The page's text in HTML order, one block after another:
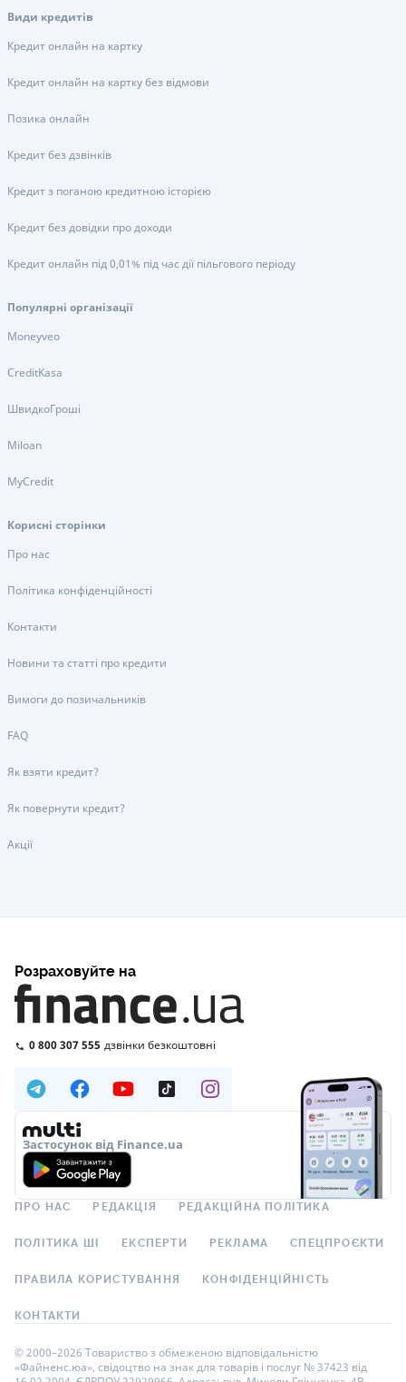
Види кредитів
Кредит онлайн на картку
Кредит онлайн на картку без відмови
Позика онлайн
Кредит без дзвінків
Кредит з поганою кредитною історією
Кредит без довідки про доходи
Кредит онлайн під 0,01% під час дії пільгового періоду
Популярні організації
Moneyveo
CreditKasa
ШвидкоГроші
Miloan
MyCredit
Корисні сторінки
Про нас
Політика конфіденційності
Контакти
Новини та статті про кредити
Вимоги до позичальників
FAQ
Як взяти кредит?
Як повернути кредит?
Акції
Розраховуйте на
0 800 307 555 дзвінки безкоштовні
Застосунок від Finance.ua
ПРО НАС РЕДАКЦІЯ РЕДАКЦІЙНА ПОЛІТИКА
ПОЛІТИКА ШІ ЕКСПЕРТИ РЕКЛАМА СПЕЦПРОЄКТИ
ПРАВИЛА КОРИСТУВАННЯ КОНФІДЕНЦІЙНІСТЬ
КОНТАКТИ
© 2000–2026 Товариство з обмеженою відповідальністю
«Файненс.юа», свідоцтво на знак для товарів і послуг № 37423 від